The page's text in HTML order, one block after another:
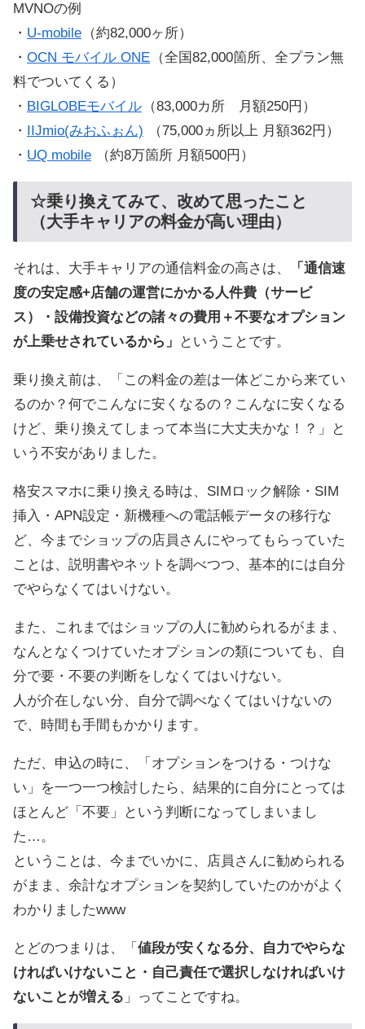
MVNOの例
・ U-mobile （約82,000ヶ所）
・ OCN モバイル ONE （全国82,000箇所、全プラン無
料でついてくる）
・ BIGLOBEモバイル （83,000カ所 月額250円）
・
IIJmio(みおふぉん)
（75,000ヵ所以上 月額362円）
・ UQ mobile （約8万箇所 月額500円）
☆乗り換えてみて、改めて思ったこと
（大手キャリアの料金が高い理由）
それは、大手キャリアの通信料金の高さは、
「通信速
度の安定感+店舗の運営にかかる人件費（サービ
ス）・設備投資などの諸々の費用＋不要なオプション
が上乗せされているから」
ということです。
乗り換え前は、「この料金の差は一体どこから来てい
るのか？何でこんなに安くなるの？こんなに安くなる
けど、乗り換えてしまって本当に大丈夫かな！？」と
いう不安がありました。
格安スマホに乗り換える時は、SIMロック解除・SIM
挿入・APN設定・新機種への電話帳データの移行な
ど、今までショップの店員さんにやってもらっていた
ことは、説明書やネットを調べつつ、基本的には自分
でやらなくてはいけない。
また、これまではショップの人に勧められるがまま、
なんとなくつけていたオプションの類についても、自
分で要・不要の判断をしなくてはいけない。
人が介在しない分、自分で調べなくてはいけないの
で、時間も手間もかかります。
ただ、申込の時に、「オプションをつける・つけな
い」を一つ一つ検討したら、結果的に自分にとっては
ほとんど「不要」という判断になってしまいまし
た…。
ということは、今までいかに、店員さんに勧められる
がまま、余計なオプションを契約していたのかがよく
わかりましたwww
とどのつまりは、「 値段が安くなる分、自力でやらな
ければいけないこと・自己責任で選択しなければいけ
ないことが増える 」ってことですね。